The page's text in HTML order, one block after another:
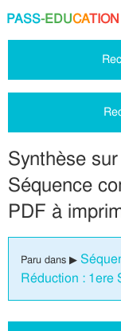
PASS-EDUCATION
Synthèse
Séquence
PDF à
Paru dans ▶
Réduction : 1ere